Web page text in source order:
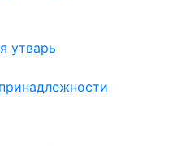
утварь